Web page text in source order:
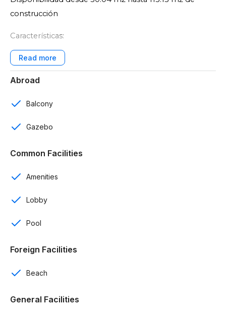
construcción
Características:
1 y 2 rooms
1 y 2 baños
1 parqueo por apartamento
Sala
Amenidades:
Abroad
Balcony
Gazebo
Common Facilities
Amenities
Lobby
Pool
Foreign Facilities
Beach
General Facilities